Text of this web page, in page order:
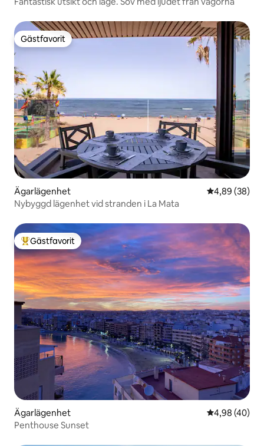
Gästfavorit
Gästfavorit
Ägarlägenhet 4,89 av 5 i
4,89 (38)
Nybyggd lägenhet vid stranden i La Mata
Populär gästfavorit
Gästfavorit
Ägarlägenhet 4,98 av 5 i
4,98 (40)
Penthouse Sunset